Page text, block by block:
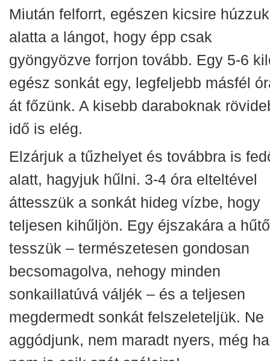
Miután felforrt, egészen kicsire húzzuk
alatta a lángot, hogy épp csak
gyöngyözve forrjon tovább. Egy 5-6
egész sonkát egy, legfeljebb másfél
át főzünk. A kisebb daraboknak
idő is elég.
Elzárjuk a tűzhelyet és továbbra is
alatt, hagyjuk hűlni. 3-4 óra elteltével
áttesszük a sonkát hideg vízbe, hogy
teljesen kihűljön. Egy éjszakára a
tesszük – természetesen gondosan
becsomagolva, nehogy minden
sonkaillatúvá váljék – és a teljesen
megdermedt sonkát felszeleteljük. Ne
aggódjunk, nem maradt nyers, még ha